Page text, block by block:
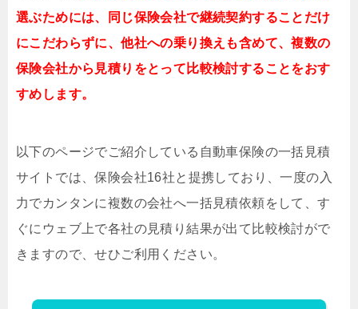
選ぶためには、同じ保険会社で継続契約することだけ
にこだわらずに、他社への乗り換えも含めて、複数の
保険会社から見積りをとって比較検討することをおす
すめします。
以下のページでご紹介している自動車保険の一括見積
サイトでは、保険会社16社と提携しており、一度の入
力でカンタンに複数の会社へ一括見積依頼をして、す
ぐにウェブ上で各社の見積り結果が出て比較検討がで
きますので、せひご利用ください。